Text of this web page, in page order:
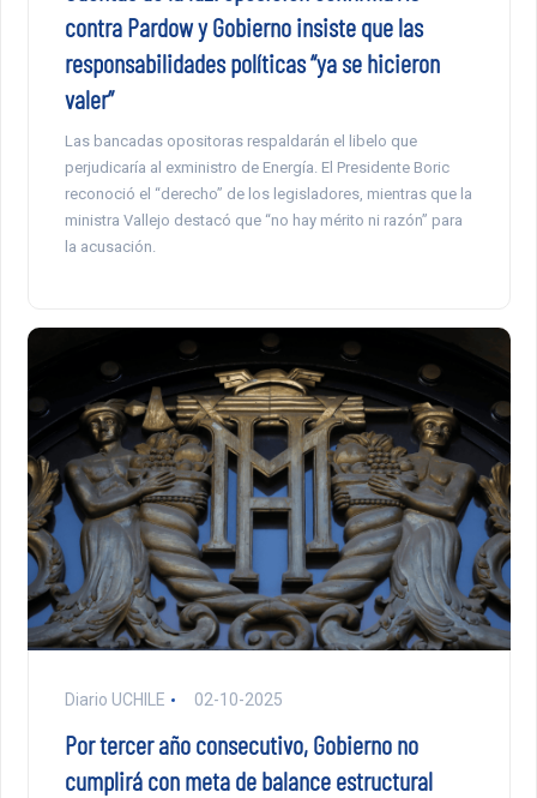
contra Pardow y Gobierno insiste que las
responsabilidades políticas “ya se hicieron
valer”
Las bancadas opositoras respaldarán el libelo que
perjudicaría al exministro de Energía. El Presidente Boric
reconoció el “derecho” de los legisladores, mientras que la
ministra Vallejo destacó que “no hay mérito ni razón” para
la acusación.
Diario UCHILE 02-10-2025
Por tercer año consecutivo, Gobierno no
cumplirá con meta de balance estructural